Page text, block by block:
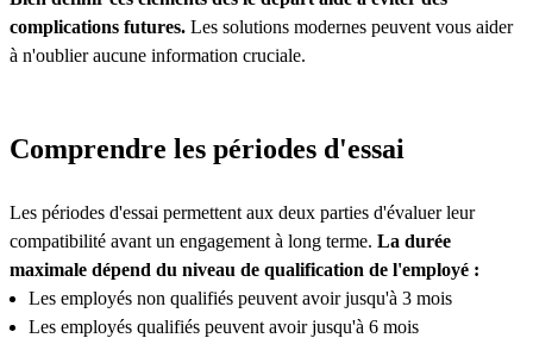
complications futures. Les solutions modernes peuvent vous aider
à n'oublier aucune information cruciale.
Comprendre les périodes d'essai
Les périodes d'essai permettent aux deux parties d'évaluer leur
compatibilité avant un engagement à long terme. La durée
maximale dépend du niveau de qualification de l'employé :
Les employés non qualifiés peuvent avoir jusqu'à 3 mois
Les employés qualifiés peuvent avoir jusqu'à 6 mois